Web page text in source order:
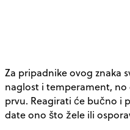
Za pripadnike ovog znaka
naglost i temperament,
prvu. Reagirati će bučno i
date ono što žele ili